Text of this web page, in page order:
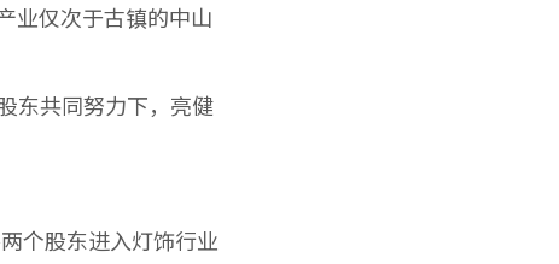
仅次于古镇的中山
东共同努力下，亮健
个股东进入灯饰行业